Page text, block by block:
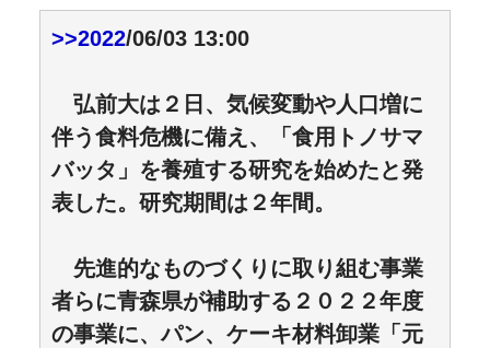
>>2022/06/03 13:00
弘前大は２日、気候変動や人口増に
伴う食料危機に備え、「食用トノサマ
バッタ」を養殖する研究を始めたと発
表した。研究期間は２年間。
先進的なものづくりに取り組む事業
者らに青森県が補助する２０２２年度
の事業に、パン、ケーキ材料卸業「元